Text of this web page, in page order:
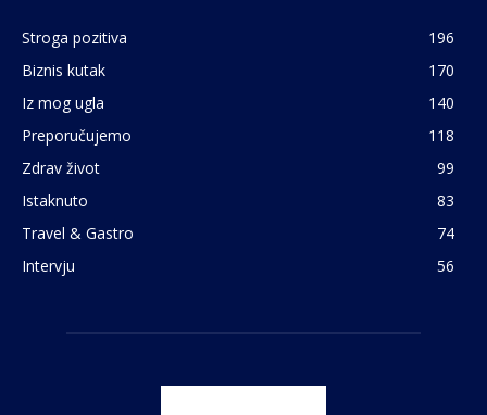
Stroga pozitiva
196
Biznis kutak
170
Iz mog ugla
140
Preporučujemo
118
Zdrav život
99
Istaknuto
83
Travel & Gastro
74
Intervju
56